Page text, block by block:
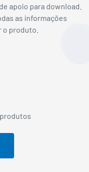
apoio para download.
as informações
o produto.